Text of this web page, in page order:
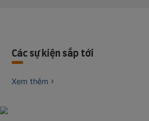
Các sự kiện sắp tới
Xem thêm